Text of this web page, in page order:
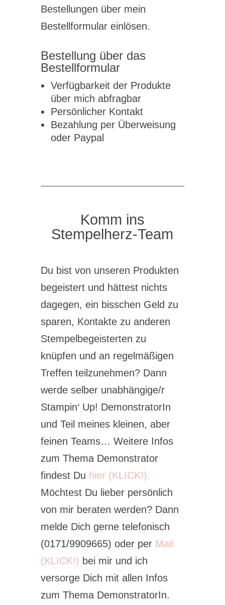
Bestellungen über mein
Bestellformular einlösen.
Bestellung über das
Bestellformular
Verfügbarkeit der Produkte
über mich abfragbar
Persönlicher Kontakt
Bezahlung per Überweisung
oder Paypal
Komm ins
Stempelherz-Team
Du bist von unseren Produkten
begeistert und hättest nichts
dagegen, ein bisschen Geld zu
sparen, Kontakte zu anderen
Stempelbegeisterten zu
knüpfen und an regelmäßigen
Treffen teilzunehmen? Dann
werde selber unabhängige/r
Stampin‘ Up! DemonstratorIn
und Teil meines kleinen, aber
feinen Teams… Weitere Infos
zum Thema Demonstrator
findest Du hier (KLICK!).
Möchtest Du lieber persönlich
von mir beraten werden? Dann
melde Dich gerne telefonisch
(0171/9909665) oder per Mail
(KLICK!) bei mir und ich
versorge Dich mit allen Infos
zum Thema DemonstratorIn.